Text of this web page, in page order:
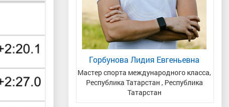
Горбунова Лидия Евгеньевна
Мастер спорта международного класса,
Республика Татарстан , Республика
Татарстан